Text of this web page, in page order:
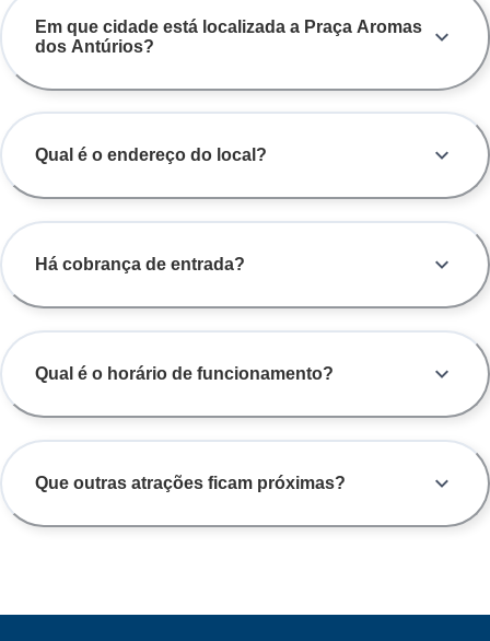
Em que cidade está localizada a Praça Aromas
dos Antúrios?
Qual é o endereço do local?
Há cobrança de entrada?
Qual é o horário de funcionamento?
Que outras atrações ficam próximas?